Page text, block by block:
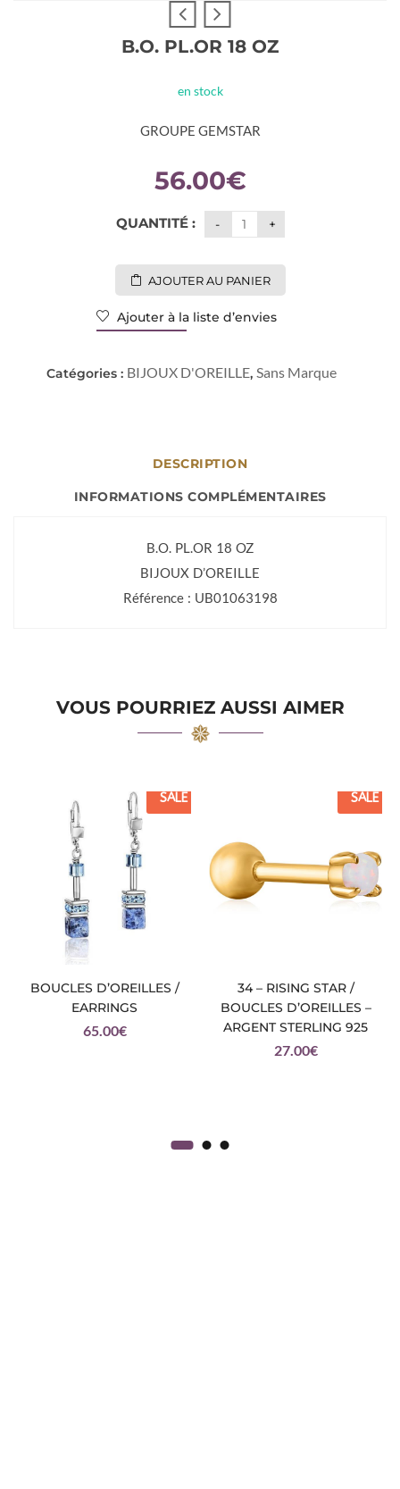
B.O. PL.OR 18 OZ
en stock
GROUPE GEMSTAR
56.00€
QUANTITÉ :
AJOUTER AU PANIER
Ajouter à la liste d’envies
Catégories : BIJOUX D'OREILLE, Sans Marque
DESCRIPTION
INFORMATIONS COMPLÉMENTAIRES
B.O. PL.OR 18 OZ
BIJOUX D’OREILLE
Référence : UB01063198
VOUS POURRIEZ AUSSI AIMER
SALE
BOUCLES D’OREILLES /
EARRINGS
65.00€
SALE
34 – RISING STAR /
BOUCLES D’OREILLES –
ARGENT STERLING 925
27.00€